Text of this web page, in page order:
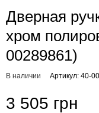
Дверная
хром
00289861)
В наличии Артикул: 40-
3 505 грн